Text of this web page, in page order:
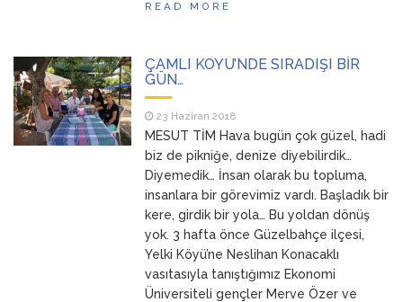
READ MORE
ÇAMLI KÖYÜ’NDE SIRADIŞI BİR
GÜN…
23 Haziran 2018
MESUT TİM Hava bugün çok güzel, hadi
biz de pikniğe, denize diyebilirdik…
Diyemedik… İnsan olarak bu topluma,
insanlara bir görevimiz vardı. Başladık bir
kere, girdik bir yola… Bu yoldan dönüş
yok. 3 hafta önce Güzelbahçe ilçesi,
Yelki Köyü’ne Neslihan Konacaklı
vasıtasıyla tanıştığımız Ekonomi
Üniversiteli gençler Merve Özer ve